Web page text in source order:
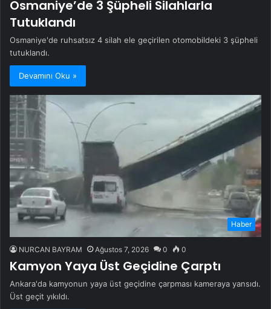
Osmaniye’de 3 Şüpheli Silahlarla
Tutuklandı
Osmaniye'de ruhsatsız 4 silah ele geçirilen otomobildeki 3 şüpheli
tutuklandı.
Devamını Oku »
Haber
NURCAN BAYRAM Ağustos 7, 2026 0 0
Kamyon Yaya Üst Geçidine Çarptı
Ankara'da kamyonun yaya üst geçidine çarpması kameraya yansıdı.
Üst geçit yıkıldı.